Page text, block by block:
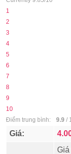
1
2
3
4
5
6
7
8
9
10
Điểm trung bình:
9.9 /
Giá:
Giá